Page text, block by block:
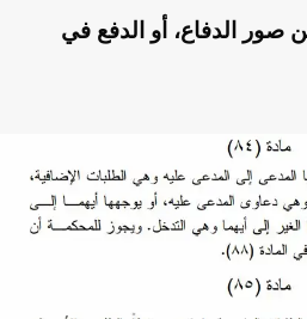
صور الدفاع، أو الدفع في